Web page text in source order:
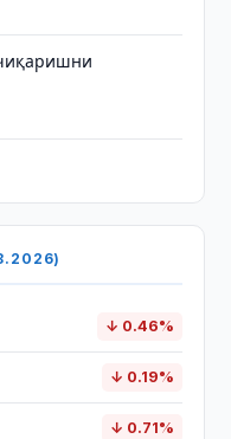
↓ 0.46%
↓ 0.19%
↓ 0.71%